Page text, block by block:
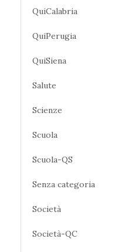
QuiCalabria
QuiPerugia
QuiSiena
Salute
Scienze
Scuola
Scuola-QS
Senza categoria
Società
Società-QC